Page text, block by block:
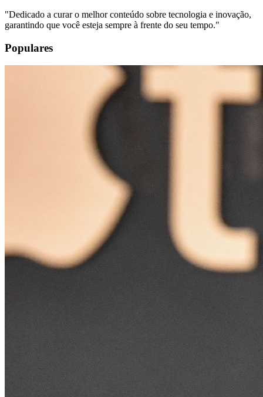
"Dedicado a curar o melhor conteúdo sobre tecnologia e inovação,
garantindo que você esteja sempre à frente do seu tempo."
Populares